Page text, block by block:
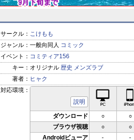
サークル： こけもも
ジャンル： 一般向同人 コミック
イベント： コミティア156
キー： オリジナル 歴史 メンズラブ
著者： ヒャク
対応環境：
説明
PC対応
ダウンロード ○ ○
ブラウザ視聴
○ ○
Androidビューア
- -